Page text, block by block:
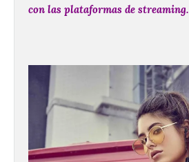
con las plataformas de streaming.